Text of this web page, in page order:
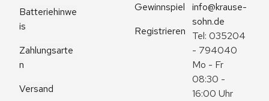
Batteriehinwe
is
Zahlungsarte
n
Versand
Gewinnspiel
Registrieren
info@krause-
sohn.de
Tel: 035204
- 794040
Mo - Fr
08:30 -
16:00 Uhr